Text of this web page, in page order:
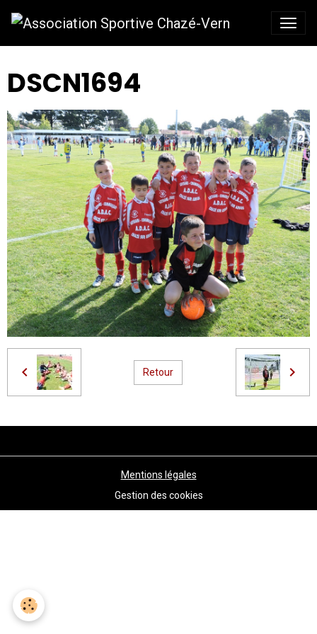
DSCN1694
Retour
Mentions légales
Gestion des cookies